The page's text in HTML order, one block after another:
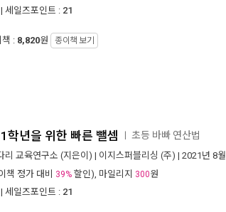
세일즈포인트 : 21
책 : 8,820원 종이책 보기
학년을 위한 빠른 뺄셈 초등 바빠 연산법
리 교육연구소 (지은이) | 이지스퍼블리싱 (주) | 2021년 8월
책 정가 대비 39% 할인), 마일리지 300원
세일즈포인트 : 21